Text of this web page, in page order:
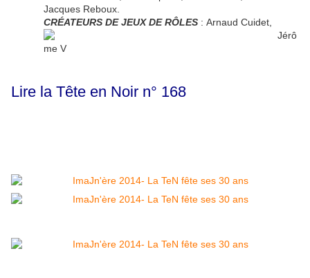
Jacques Reboux.
CRÉATEURS DE JEUX DE RÔLES :Arnaud Cuidet,
Jérô
me V
Lire la Tête en Noir n° 168